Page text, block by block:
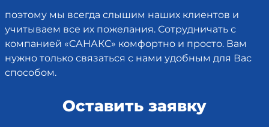
поэтому мы всегда слышим наших клиентов и
учитываем все их пожелания. Сотрудничать с
компанией «САНАКС» комфортно и просто. Вам
нужно только связаться с нами удобным для Вас
способом.
Оставить заявку